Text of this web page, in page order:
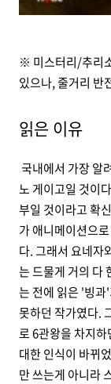
※ 미스터리/추리
있으나, 줄거리 반
읽은 이유
국내에서 가장 알
노 게이고일 것이
부일 것이라고 확
가 애니메이션으
다. 그래서 요네자
는 드물게 거의 다
는 전에 읽은 '빙과
못하던 작가였다.
로 6관왕을 차지
대한 인식이 바뀌
만 쓰는게 아니라